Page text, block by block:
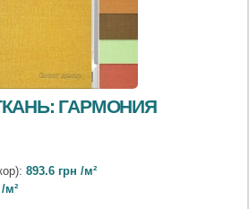
ГАРМОНИЯ
893.6 грн /м²
м²